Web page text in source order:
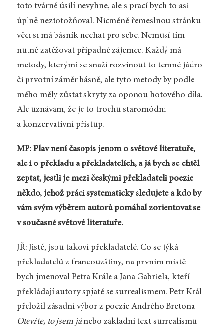
toto tvárné úsilí nevyhne, ale s prací bych to asi
úplně neztotožňoval. Nicméně řemeslnou stránku
věci si má básník nechat pro sebe. Nemusí tím
nutně zatěžovat případné zájemce. Každý má
metody, kterými se snaží rozvinout to temné jádro
či prvotní záměr básně, ale tyto metody by podle
mého měly zůstat skryty za oponou hotového díla.
Ale uznávám, že je to trochu staromódní
a konzervativní přístup.
MP: Plav není časopis jenom o světové literatuře,
ale i o překladu a překladatelích, a já bych se chtěl
zeptat, jestli je mezi českými překladateli poezie
někdo, jehož práci systematicky sledujete a kdo by
vám svým výběrem autorů pomáhal zorientovat se
v současné světové literatuře.
JŘ: Jistě, jsou takoví překladatelé. Co se týká
překladatelů z francouzštiny, na prvním místě
bych jmenoval Petra Krále a Jana Gabriela, kteří
překládají autory spjaté se surrealismem. Petr Král
přeložil zásadní výbor z poezie Andrého Bretona
Otevřte, to jsemjánebo základní text surrealismu